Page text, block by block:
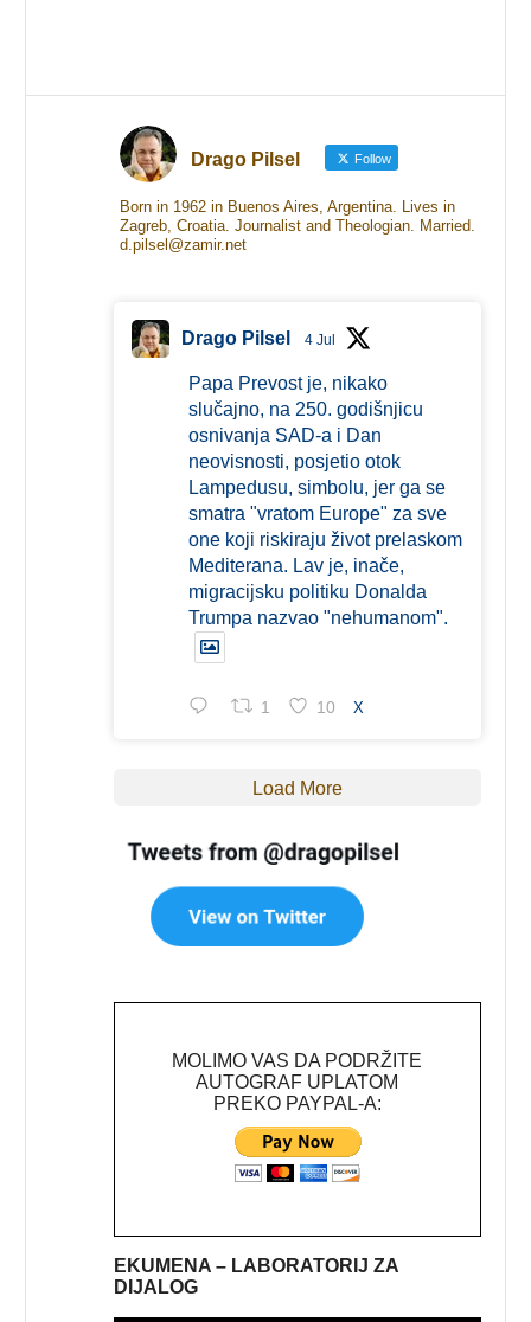
Drago Pilsel Follow
Born in 1962 in Buenos Aires, Argentina. Lives in
Zagreb, Croatia. Journalist and Theologian. Married.
d.pilsel@zamir.net
Drago Pilsel 4 Jul
Papa Prevost je, nikako
slučajno, na 250. godišnjicu
osnivanja SAD-a i Dan
neovisnosti, posjetio otok
Lampedusu, simbolu, jer ga se
smatra "vratom Europe" za sve
one koji riskiraju život prelaskom
Mediterana. Lav je, inače,
migracijsku politiku Donalda
Trumpa nazvao "nehumanom".
1 10 X
Load More
MOLIMO VAS DA PODRŽITE
AUTOGRAF UPLATOM
PREKO PAYPAL-A:
EKUMENA – LABORATORIJ ZA
DIJALOG